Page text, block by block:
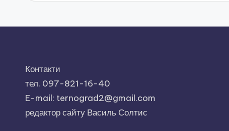
Контакти
тел. 097-821-16-40
E-mail: ternograd2@gmail.com
редактор сайту Василь Солтис